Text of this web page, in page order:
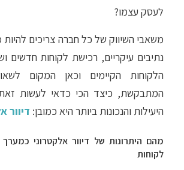
לעסק עצמו?
משאבי השיווק של כל חברה צריכים להיות
נתיבים עיקריים, רכישת לקוחות חדשים
הלקוחות הקיימים וכאן המקום
המתבקשת, כיצד הכי כדאי לעשות
היעילות והנכונות ביותר היא כמובן: דיוור
מהם היתרונות של דיוור אלקטרוני כמערך
לקוחות